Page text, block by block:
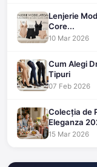
Lenjerie
Core...
10 Mar 2026
Cum Alegi
Tipuri
07 Feb 2026
Colecția de
Eleganza
15 Mar 2026